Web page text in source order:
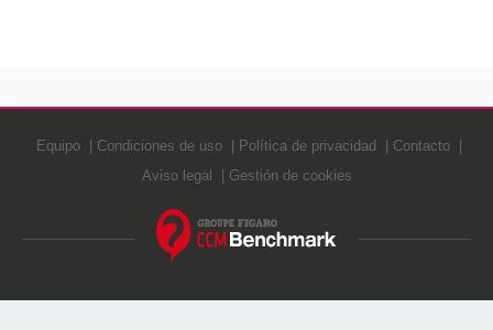
Equipo Condiciones de uso Política de privacidad
Contacto
Aviso legal
Gestión de cookies